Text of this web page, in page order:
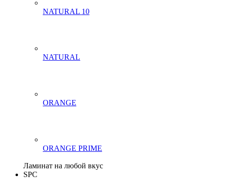
NATURAL 10
NATURAL
ORANGE
ORANGE PRIME
Ламинат на любой вкус
SPC